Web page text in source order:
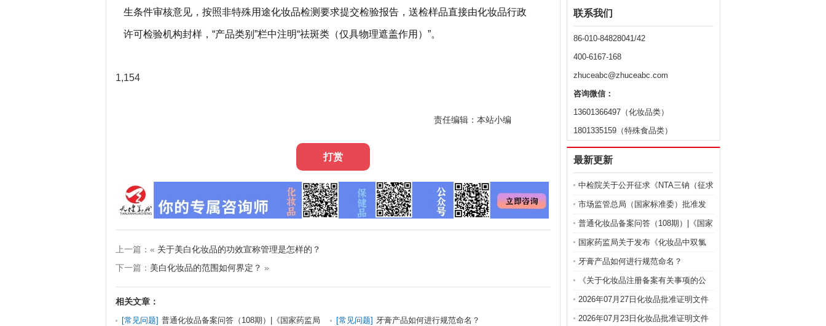
生条件审核意见，按照非特殊用途化妆品检测要求提交检验报告，送检样品直接由化妆品行政
许可检验机构封样，“产品类别”栏中注明“祛斑类（仅具物理遮盖作用）”。
1,154
责任编辑：本站小编
打赏
上一篇：« 关于美白化妆品的功效宣称管理是怎样的？
下一篇： 美白化妆品的范围如何界定？ »
相关文章：
[常见问题] 普通化妆品备案问答（108期）|《国家药监局
[常见问题] 牙膏产品如何进行规范命名？
联系我们
86-010-84828041/42
400-6167-168
zhuceabc@zhuceabc.com
咨询微信：
13601366497（化妆品类）
1801335159（特殊食品类）
最新更新
中检院关于公开征求《NTA三钠（征求
意见稿）》等9项化妆品标准意见的通
知
市场监管总局（国家标准委）批准发
布化妆品强制性国家标准《化妆品 安
全通用要求》及官方解读
普通化妆品备案问答（108期）|《国家
药监局关于化妆品注册备案有关事项
的公告》问答
国家药监局关于发布《化妆品中双氯
芬酸钠的测定》等2项化妆品补充检验
方法的公告（2026年第72号）
牙膏产品如何进行规范命名？
《关于化妆品注册备案有关事项的公
告》问答
2026年07月27日化妆品批准证明文件
送达信息
2026年07月23日化妆品批准证明文件